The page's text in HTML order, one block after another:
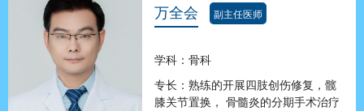
万全会 副主任医师
学科：骨科
专长：熟练的开展四肢创伤修复，髋
膝关节置换， 骨髓炎的分期手术治疗